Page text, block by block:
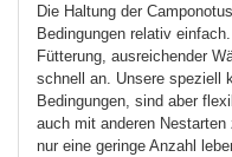
Die Haltung der
Bedingungen relativ
Fütterung, ausreichender
schnell an. Unsere speziell
Bedingungen, sind aber
auch mit anderen
nur eine geringe Anzahl